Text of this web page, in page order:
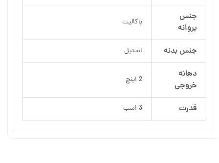
جنس
پروانه
باکالیت
جنس بدنه استیل
دهانه
خروجی
2 اینچ
قدرت 3 اسب